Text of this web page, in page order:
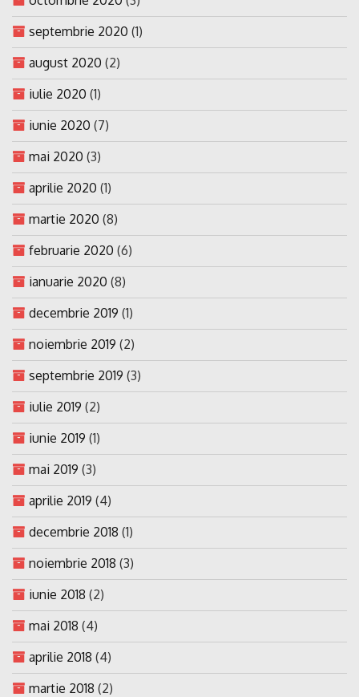
septembrie 2020 (1)
august 2020 (2)
iulie 2020 (1)
iunie 2020 (7)
mai 2020 (3)
aprilie 2020 (1)
martie 2020 (8)
februarie 2020 (6)
ianuarie 2020 (8)
decembrie 2019 (1)
noiembrie 2019 (2)
septembrie 2019 (3)
iulie 2019 (2)
iunie 2019 (1)
mai 2019 (3)
aprilie 2019 (4)
decembrie 2018 (1)
noiembrie 2018 (3)
iunie 2018 (2)
mai 2018 (4)
aprilie 2018 (4)
martie 2018 (2)